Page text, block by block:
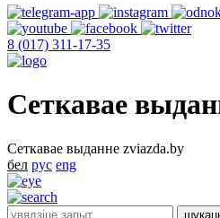
8 (017) 311-17-35
Сеткавае
Сеткавае выданне zviazda.by
бел рус eng